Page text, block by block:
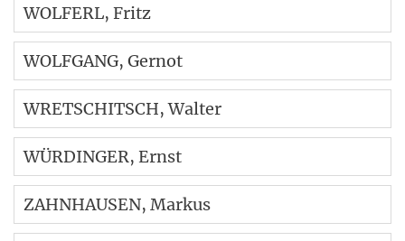
WOLFERL, Fritz
WOLFGANG, Gernot
WRETSCHITSCH, Walter
WÜRDINGER, Ernst
ZAHNHAUSEN, Markus